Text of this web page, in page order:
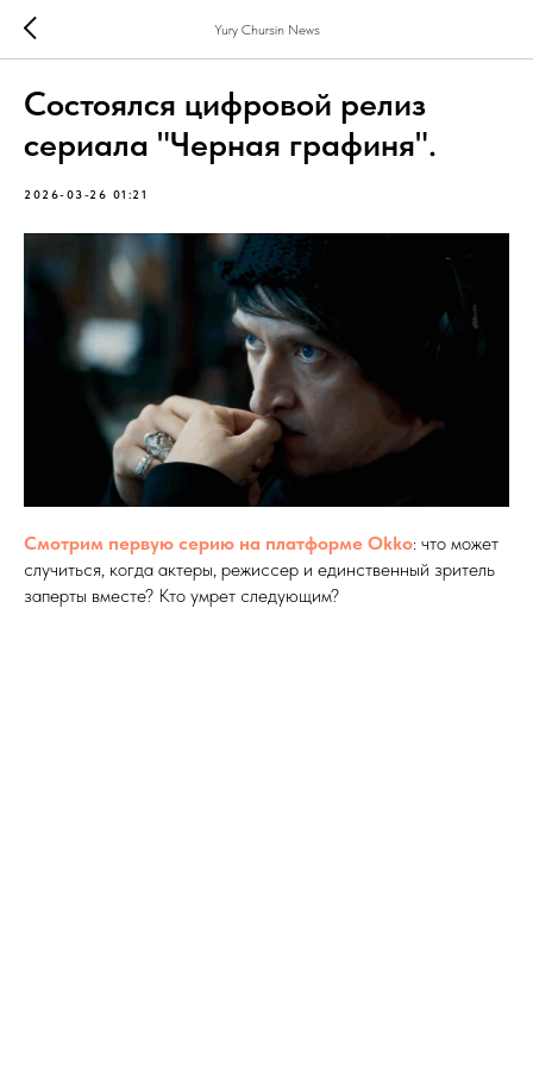
Yury Chursin News
Состоялся цифровой релиз
сериала "Черная графиня".
2026-03-26 01:21
Смотрим первую серию на платформе Okko: что может
случиться, когда актеры, режиссер и единственный зритель
заперты вместе? Кто умрет следующим?